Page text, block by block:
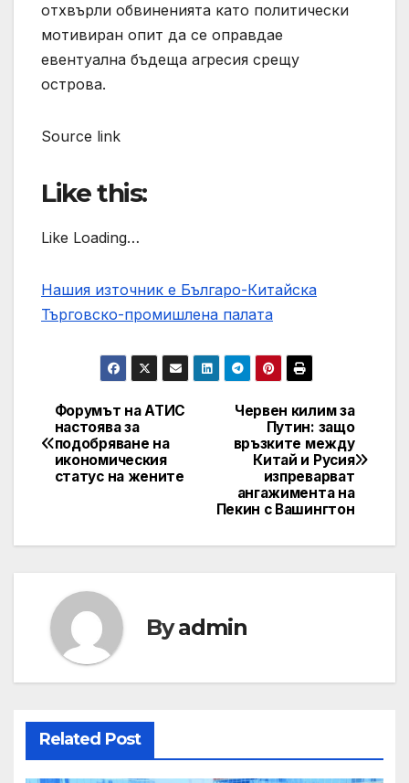
отхвърли обвиненията като политически
мотивиран опит да се оправдае
евентуална бъдеща агресия срещу
острова.
Source link
Like this:
Like Loading…
Нашия източник е Българо-Китайска
Търговско-промишлена палaта
Post
navigation
Червен килим за
Путин: защо
връзките между
Китай и Русия
изпреварват
ангажимента на
Пекин с Вашингтон
Форумът на АТИС
настоява за
подобряване на
икономическия
статус на жените
Byadmin
Related Post